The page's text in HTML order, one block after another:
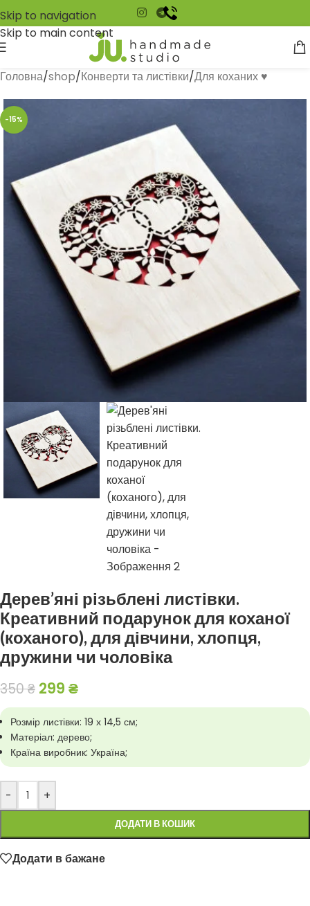
Skip to navigation
Skip to main content
Головна/shop/Конверти та листівки/Для коханих ♥
-15%
Дерев’яні різьблені листівки.
Креативний подарунок для коханої
(коханого), для дівчини, хлопця,
дружини чи чоловіка
350₴ 299 ₴
Розмір листівки: 19 х 14,5 см;
Матеріал: дерево;
Країна виробник: Україна;
- +
ДОДАТИ В КОШИК
Додати в бажане